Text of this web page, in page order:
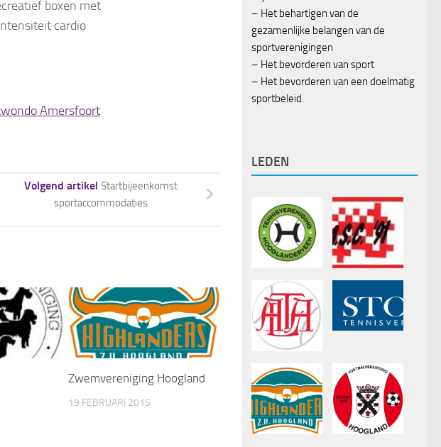
boxen met
cardio
Amersfoort
Volgend artikel Startbijeenkomst
sportaccommodaties
Zwemvereniging Hoogland
19 FEBRUARI 2015
– Het behartigen van de
gezamenlijke belangen van de
sportverenigingen
– Het bevorderen van sport
– Het bevorderen van een doelmatig
sportbeleid.
LEDEN